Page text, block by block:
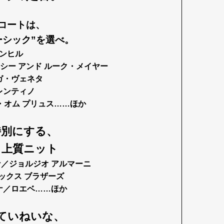
ートは、
ック”を選べ。
ヒル
ー アンド ルーク・メイヤー
・ヴェネタ
ンティノ
オム プリュス……ほか
にする、
質ニット
ジョルジオ アルマーニ
クス ブラザーズ
／ロエベ……ほか
いねいな、